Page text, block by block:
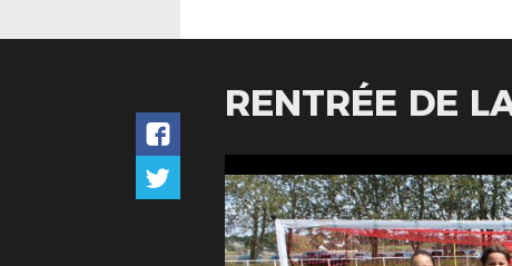
RENTRÉE DE